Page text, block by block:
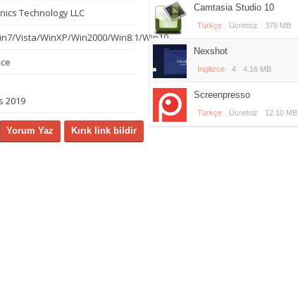
Technology LLC
Vista/WinXP/Win2000/Win8.1/Win10
2019
Kırık link bildir
Yorum Yaz
Camtasia Studio 10
Türkçe Ücretsiz 378 MB
Nexshot
İngilizce 4 4.16 MB
Screenpresso
Türkçe Ücretsiz 12.10 MB